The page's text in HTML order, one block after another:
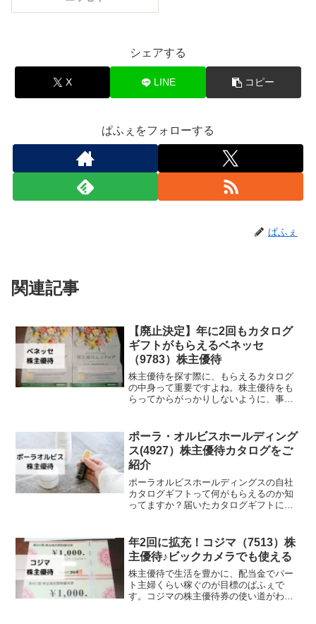
シェアする
X LINE コピー
ぱふぇをフォローする
ぱふぇ
関連記事
【廃止決定】年に2回もカタログ
ギフトがもらえるベネッセ
（9783）株主優待
株主優待を探す際に、もらえるカタログ
の中身って重要ですよね。株主優待をも
らってからがっかりしないように、事前
て、ほしいものがあるか、いつ優待が届
いたのか確認できます。過去にもらった
株主優待カタログの商品をご紹介♪
ポーラ・オルビスホールディング
ス(4927）株主優待カタログをご
紹介
ポーラオルビスホールディングスの自社
カタログギフトって何がもらえるのか知
ってますか？届いたカタログギフトにオ
イントを繰り越して高額な商品と交換も
可能なので、いろんな商品のお試しにも
ってこいですよ！
年2回に拡充！コジマ（7513）株
主優待♪ビックカメラでも使える
株主優待で生活を豊かに、配当金でパー
ト主婦くらい稼ぐのが目標のぱふぇで
す。コジマの株主優待券の使い道がわか